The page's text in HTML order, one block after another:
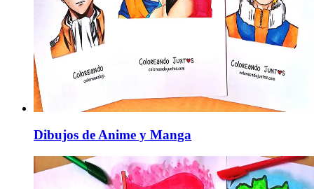
Dibujos de Anime y Manga